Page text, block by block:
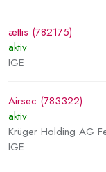
ættis (782175)
aktiv
IGE
Airsec (783322)
aktiv
Krüger Holding AG
IGE